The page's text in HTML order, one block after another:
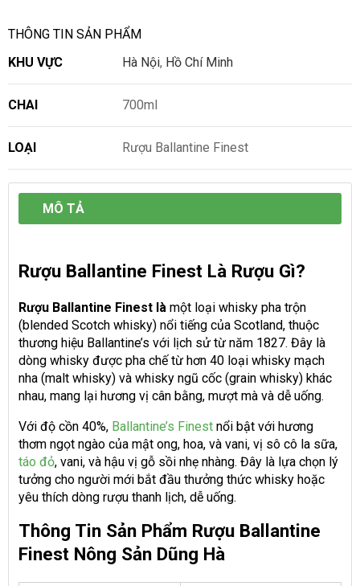
THÔNG TIN SẢN PHẨM
KHU VỰC
Hà Nội, Hồ Chí Minh
CHAI 700ml
LOẠI Rượu Ballantine Finest
MÔ TẢ
Rượu Ballantine Finest Là Rượu Gì?
Rượu Ballantine Finest là một loại whisky pha trộn
(blended Scotch whisky) nổi tiếng của Scotland, thuộc
thương hiệu Ballantine’s với lịch sử từ năm 1827. Đây là
dòng whisky được pha chế từ hơn 40 loại whisky mạch
nha (malt whisky) và whisky ngũ cốc (grain whisky) khác
nhau, mang lại hương vị cân bằng, mượt mà và dễ uống.
Với độ cồn 40%, Ballantine’s Finest nổi bật với hương
thơm ngọt ngào của mật ong, hoa, và vani, vị sô cô la sữa,
táo đỏ, vani, và hậu vị gỗ sồi nhẹ nhàng. Đây là lựa chọn lý
tưởng cho người mới bắt đầu thưởng thức whisky hoặc
yêu thích dòng rượu thanh lịch, dễ uống.
Thông Tin Sản Phẩm Rượu Ballantine
Finest Nông Sản Dũng Hà